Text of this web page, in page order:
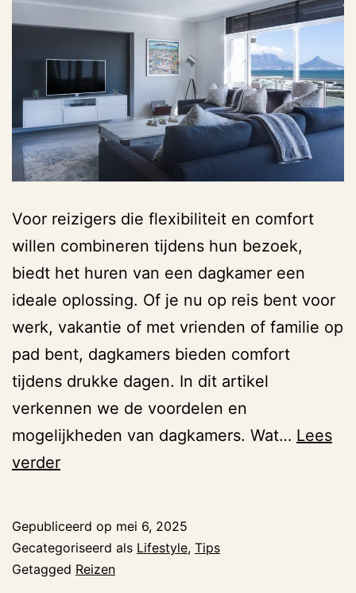
Voor reizigers die flexibiliteit en comfort
willen combineren tijdens hun bezoek,
biedt het huren van een dagkamer een
ideale oplossing. Of je nu op reis bent voor
werk, vakantie of met vrienden of familie op
pad bent, dagkamers bieden comfort
tijdens drukke dagen. In dit artikel
verkennen we de voordelen en
mogelijkheden van dagkamers. Wat… Lees
verderOntdek
van
een
Gepubliceerd op mei 6, 2025
Gecategoriseerd als Lifestyle, Tips
Getagged Reizen